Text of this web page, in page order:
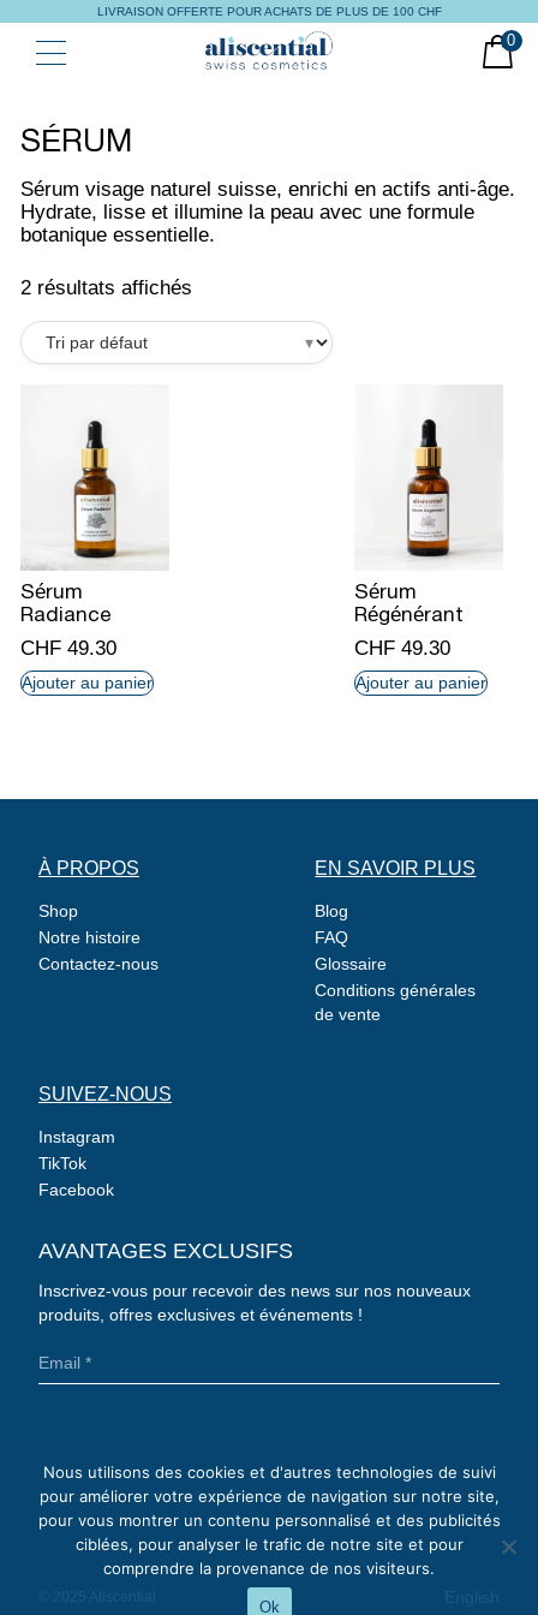
LIVRAISON OFFERTE POUR ACHATS DE PLUS DE 100 CHF
BLOG
CONNEXION
0
SÉRUM
Sérum visage naturel suisse, enrichi en actifs anti-âge.
Hydrate, lisse et illumine la peau avec une formule
botanique essentielle.
2 résultats affichés
Sérum
Radiance
CHF 49.30
Ajouter au panier
Sérum
Régénérant
CHF 49.30
Ajouter au panier
À PROPOS
Shop
Notre histoire
Contactez-nous
EN SAVOIR PLUS
Blog
FAQ
Glossaire
Conditions générales
de vente
SUIVEZ-NOUS
Instagram
TikTok
Facebook
AVANTAGES EXCLUSIFS
Inscrivez-vous pour recevoir des news sur nos nouveaux
produits, offres exclusives et événements !
© 2025 Aliscential English
Nous utilisons des cookies et d'autres technologies de suivi
pour améliorer votre expérience de navigation sur notre site,
pour vous montrer un contenu personnalisé et des publicités
ciblées, pour analyser le trafic de notre site et pour
comprendre la provenance de nos visiteurs.
Ok